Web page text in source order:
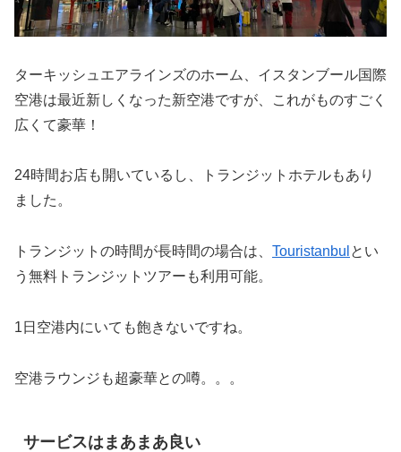
ターキッシュエアラインズのホーム、イスタンブール国際
空港は最近新しくなった新空港ですが、これがものすごく
広くて豪華！
24時間お店も開いているし、トランジットホテルもあり
ました。
トランジットの時間が長時間の場合は、 Touristanbul とい
う無料トランジットツアーも利用可能。
1日空港内にいても飽きないですね。
空港ラウンジも超豪華との噂。。。
サービスはまあまあ良い